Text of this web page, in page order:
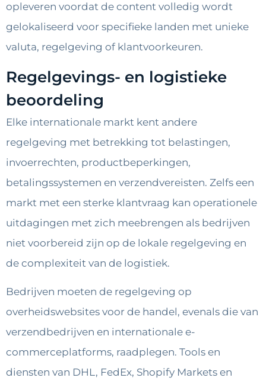
opleveren voordat de content volledig wordt
gelokaliseerd voor specifieke landen met unieke
valuta, regelgeving of klantvoorkeuren.
Regelgevings- en logistieke
beoordeling
Elke internationale markt kent andere
regelgeving met betrekking tot belastingen,
invoerrechten, productbeperkingen,
betalingssystemen en verzendvereisten. Zelfs een
markt met een sterke klantvraag kan operationele
uitdagingen met zich meebrengen als bedrijven
niet voorbereid zijn op de lokale regelgeving en
de complexiteit van de logistiek.
Bedrijven moeten de regelgeving op
overheidswebsites voor de handel, evenals die van
verzendbedrijven en internationale e-
commerceplatforms, raadplegen. Tools en
diensten van DHL, FedEx, Shopify Markets en